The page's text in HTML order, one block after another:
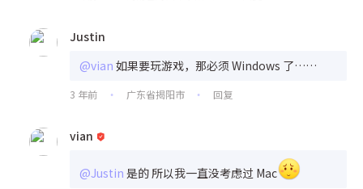
Justin
@vian 如果要玩游戏，那必须 Windows 了……
3 年前 • 广东省揭阳市 • 回复
vian
@Justin 是的 所以我一直没考虑过 Mac